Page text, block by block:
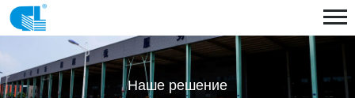
Наше решение